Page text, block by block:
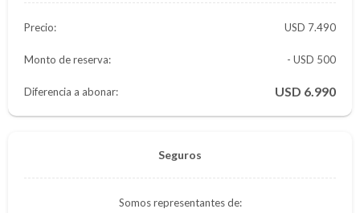
Precio: 7.490
Monto de reserva: - USD 500
Diferencia a abonar: 6.990
Seguros
Somos representantes de: